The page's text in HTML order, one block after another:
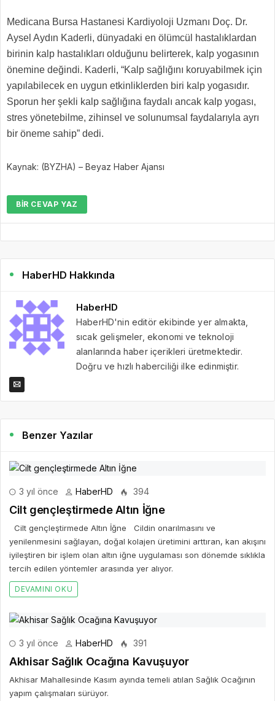
Medicana Bursa Hastanesi Kardiyoloji Uzmanı Doç. Dr.
Aysel Aydın Kaderli, dünyadaki en ölümcül hastalıklardan
birinin kalp hastalıkları olduğunu belirterek, kalp yogasının
önemine değindi. Kaderli, “Kalp sağlığını koruyabilmek için
yapılabilecek en uygun etkinliklerden biri kalp yogasıdır.
Sporun her şekli kalp sağlığına faydalı ancak kalp yogası,
stres yönetebilme, zihinsel ve solunumsal faydalarıyla ayrı
bir öneme sahip” dedi.
Kaynak: (BYZHA) – Beyaz Haber Ajansı
BIR CEVAP YAZ
HaberHD Hakkında
HaberHD
HaberHD'nin editör ekibinde yer almakta,
sıcak gelişmeler, ekonomi ve teknoloji
alanlarında haber içerikleri üretmektedir.
Doğru ve hızlı haberciliği ilke edinmiştir.
Benzer Yazılar
3 yıl önce HaberHD 394
Cilt gençleştirmede Altın İğne
Cilt gençleştirmede Altın İğne Cildin onarılmasını ve
yenilenmesini sağlayan, doğal kolajen üretimini arttıran, kan akışını
iyileştiren bir işlem olan altın iğne uygulaması son dönemde sıklıkla
tercih edilen yöntemler arasında yer alıyor.
DEVAMINI OKU
3 yıl önce HaberHD 391
Akhisar Sağlık Ocağına Kavuşuyor
Akhisar Mahallesinde Kasım ayında temeli atılan Sağlık Ocağının
yapım çalışmaları sürüyor.